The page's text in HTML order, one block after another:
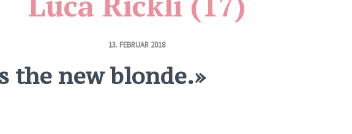
13. FEBRUAR 2018
the new blonde.»